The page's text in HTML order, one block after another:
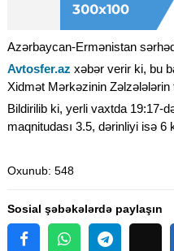
Azərbaycan-Ermənistan
Avtosfer.az xəbər verir ki, bu
Xidmət Mərkəzinin Zəlzələlərin
Bildirilib ki, yerli vaxtda 19:17-
maqnitudası 3.5, dərinliyi isə 6
Oxunub: 548
Sosial şəbəkələrdə paylaşın